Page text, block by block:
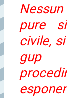
pure
civile,
gup